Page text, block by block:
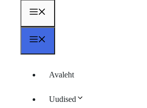
Avaleht
Uudised